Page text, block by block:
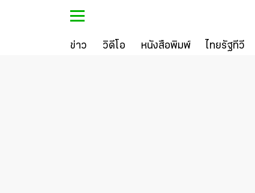
ข่าว วิดีโอ หนังสือพิมพ์ ไทยรัฐทีวี